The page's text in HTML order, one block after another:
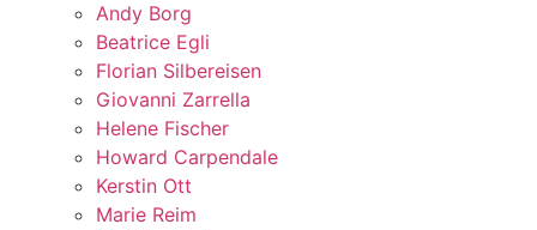
Andy Borg
Beatrice Egli
Florian Silbereisen
Giovanni Zarrella
Helene Fischer
Howard Carpendale
Kerstin Ott
Marie Reim